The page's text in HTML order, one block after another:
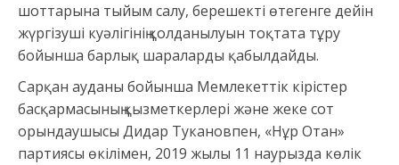
шоттарына тыйым салу, берешекті өтегенге дейін
жүргізуші куәлігінің қолданылуын тоқтата тұру
бойынша барлық шараларды қабылдайды.
Сарқан ауданы бойынша Мемлекеттік кірістер
басқармасының қызметкерлері және жеке сот
орындаушысы Дидар Тукановпен, «Нұр Отан»
партиясы өкілімен, 2019 жылы 11 наурызда көлік